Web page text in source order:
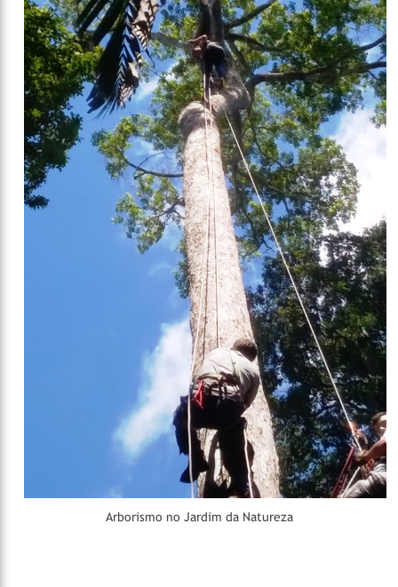
Arborismo no Jardim da Natureza